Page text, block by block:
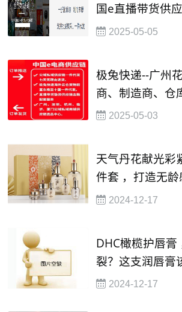
国e直播带货供
提供2025-05-05
极兔快递--广州
商、制造商、仓
渠道商等构成的
2025-05-03
天气丹花献光彩
件套 ，打造无
里！2024-12-17
​DHC橄榄护唇膏
裂？这支润唇膏
2024-12-17